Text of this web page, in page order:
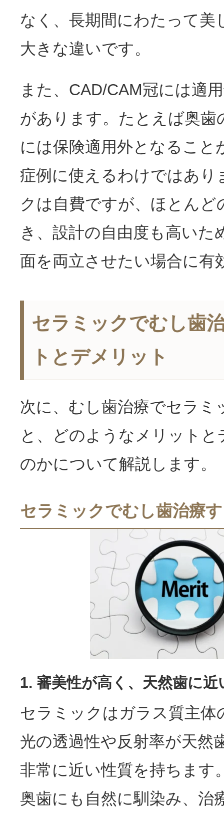
なく、長期間にわたって美
大きな違いです。
また、CAD/CAM冠には適
があります。たとえば奥歯
には保険適用外となること
症例に使えるわけではあり
クは自費ですが、ほとんど
き、設計の自由度も高いた
面を両立させたい場合に有
セラミックでむし歯
トとデメリット
次に、むし歯治療でセラミ
と、どのようなメリット
のかについて解説します。
セラミックでむし歯治療
1. 審美性が高く、天然歯に近
セラミックはガラス質主体
光の透過性や反射率が天然
非常に近い性質を持ちます
奥歯にも自然に馴染み、治